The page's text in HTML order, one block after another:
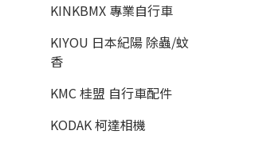
KINKBMX 專業自行車
KIYOU 日本紀陽 除蟲/蚊
香
KMC 桂盟 自行車配件
KODAK 柯達相機